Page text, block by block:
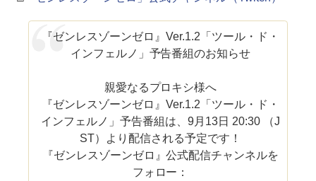
『ゼンレスゾーンゼロ』Ver.1.2「ツール・ド・
インフェルノ」予告番組のお知らせ
親愛なるプロキシ様へ
『ゼンレスゾーンゼロ』Ver.1.2「ツール・ド・
インフェルノ」予告番組は、9月13日 20:30 （J
ST）より配信される予定です！
『ゼンレスゾーンゼロ』公式配信チャンネルを
フォロー：